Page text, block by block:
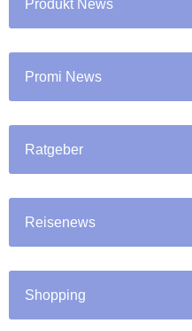
Produkt News
Promi News
Ratgeber
Reisenews
Shopping